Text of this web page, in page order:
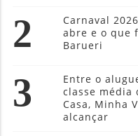
2
Carnaval
abre e o que
Barueri
3
Entre o
classe média
Casa, Minha
alcançar